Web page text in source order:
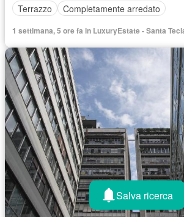
Terrazzo
Completamente arredato
1 settimana, 5 ore fa in LuxuryEstate - Santa
Salva ricerca